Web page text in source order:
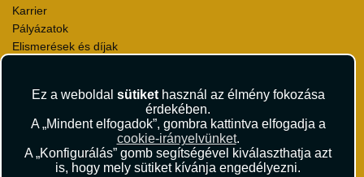
Ez a weboldal sütikethasznál az élmény fokozása
érdekében.
A „Mindent elfogadok”, gombra kattintva elfogadja a
cookie-irányelvünket.
A „Konfigurálás” gomb segítségével kiválaszthatja azt
is, hogy mely sütiket kívánja engedélyezni.
Karrier
Pályázatok
Elismerések és díjak
Utazási Csomag Szerződési Feltételek
Útlemondás-biztosítás Szerződési Feltételek
Utasbiztosítás Szerződési Feltételek
Repülőjegy Szerződési Feltételek
Adatvédelem